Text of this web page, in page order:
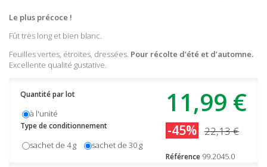
Le plus précoce !
Fût très long et bien blanc.
Feuilles vertes, étroites, dressées. Pour récolte d’été et d’automne.
Excellente qualité gustative.
11,99 €
-45% 22,13 €
Référence 99.2045.0
Quantité par lot
à l'unité
Type de conditionnement
sachet de 4 g sachet de 30 g